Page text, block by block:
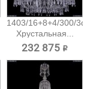
1403/16+8+4/300/3d/Pa
Хрустальная...
232 875 ₽